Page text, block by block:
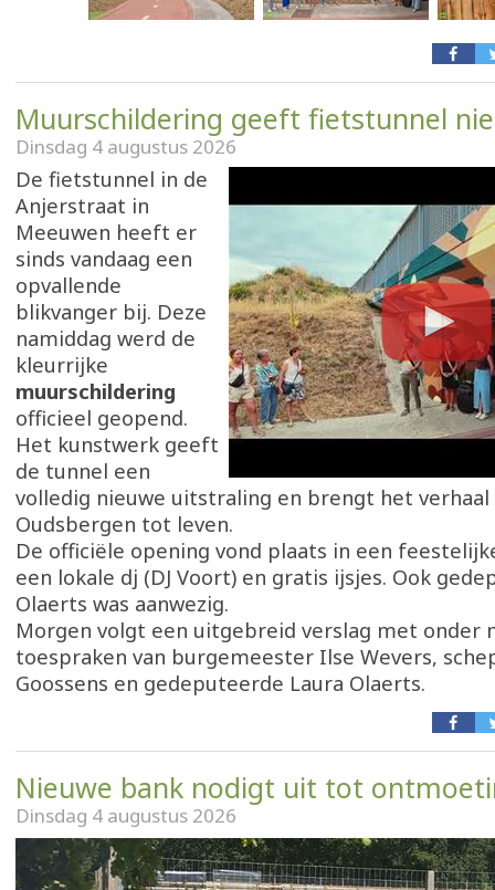
Muurschildering geeft fietstunnel
Dinsdag 4 augustus 2026
De fietstunnel in de
Anjerstraat in
Meeuwen heeft er
sinds vandaag een
opvallende
blikvanger bij. Deze
namiddag werd de
kleurrijke
muurschildering
officieel geopend.
Het kunstwerk geeft
de tunnel een
volledig nieuwe uitstraling en brengt het verhaal
Oudsbergen tot leven.
De officiële opening vond plaats in een
een lokale dj (DJ Voort) en gratis ijsjes. Ook
Olaerts was aanwezig.
Morgen volgt een uitgebreid verslag met onder
toespraken van burgemeester Ilse Wevers,
Goossens en gedeputeerde Laura Olaerts.
Nieuwe bank nodigt uit tot
Dinsdag 4 augustus 2026